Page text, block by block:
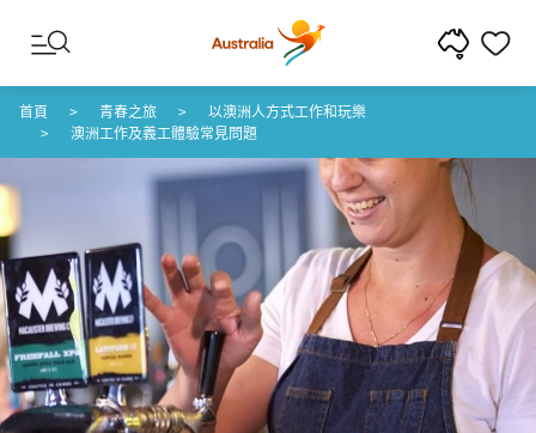
跳至內容
跳至頁尾導覽
首頁 青春之旅
以澳洲人方式工作和玩樂
澳洲工作及義工體驗常見問題